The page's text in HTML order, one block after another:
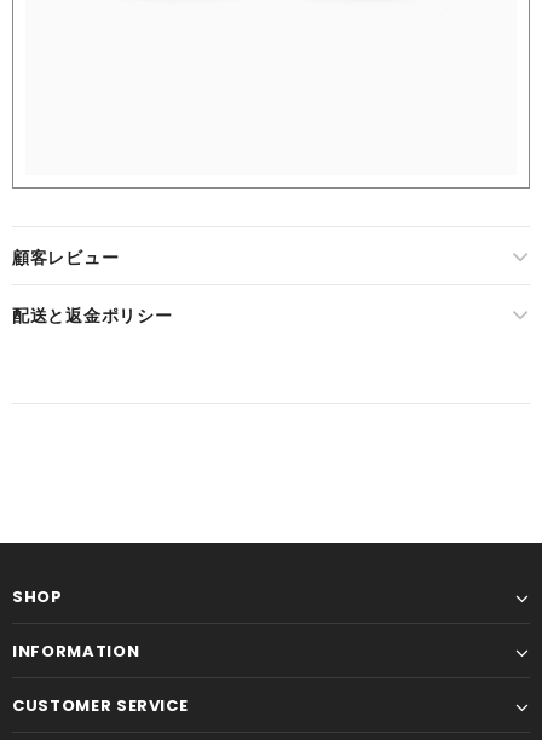
顧客レビュー
配送と返金ポリシー
SHOP
INFORMATION
CUSTOMER SERVICE